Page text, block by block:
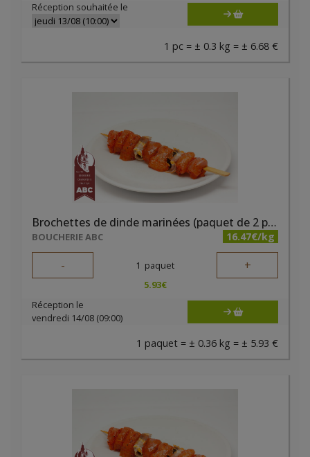
Réception souhaitée le
1 pc = ± 0.3 kg = ± 6.68 €
Brochettes de dinde marinées (paquet de 2 pièces)
BOUCHERIE ABC 16.47€/kg
- 1 paquet +
5.93€
Réception le
vendredi 14/08 (09:00)
1 paquet = ± 0.36 kg = ± 5.93 €